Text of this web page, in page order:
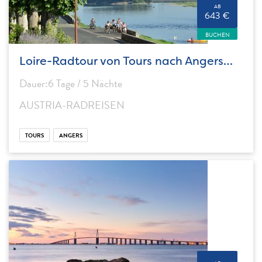
AB
643 €
BUCHEN
Loire-Radtour von Tours nach Angers…
Dauer:6 Tage / 5 Nächte
AUSTRIA-RADREISEN
TOURS ANGERS